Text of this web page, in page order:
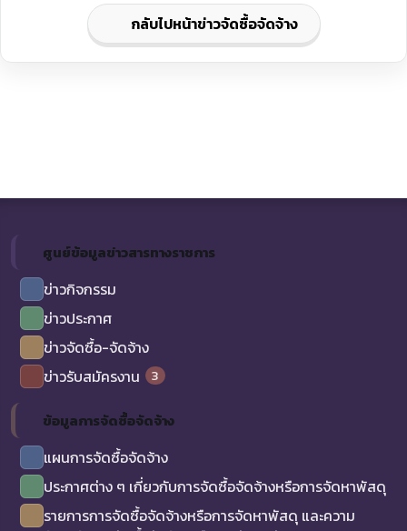
กลับไปหน้าข่าวจัดซื้อจัดจ้าง
ศูนย์ข้อมูลข่าวสารทางราชการ
ข่าวกิจกรรม
ข่าวประกาศ
ข่าวจัดซื้อ-จัดจ้าง
ข่าวรับสมัครงาน
3
ข้อมูลการจัดซื้อจัดจ้าง
แผนการจัดซื้อจัดจ้าง
ประกาศต่าง ๆ เกี่ยวกับการจัดซื้อจัดจ้างหรือการจัดหาพัสดุ
รายการการจัดซื้อจัดจ้างหรือการจัดหาพัสดุ และความ